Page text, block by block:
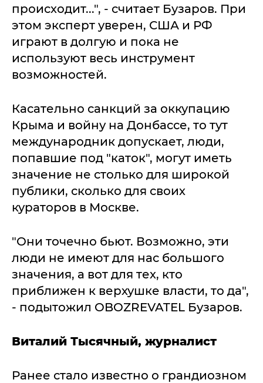
происходит...", - считает Бузаров. При
этом эксперт уверен, США и РФ
играют в долгую и пока не
используют весь инструмент
возможностей.
Касательно санкций за оккупацию
Крыма и войну на Донбассе, то тут
международник допускает, люди,
попавшие под "каток", могут иметь
значение не столько для широкой
публики, сколько для своих
кураторов в Москве.
"Они точечно бьют. Возможно, эти
люди не имеют для нас большого
значения, а вот для тех, кто
приближен к верхушке власти, то да",
- подытожил OBOZREVATEL Бузаров.
Виталий Тысячный, журналист
Ранее стало известно о грандиозном